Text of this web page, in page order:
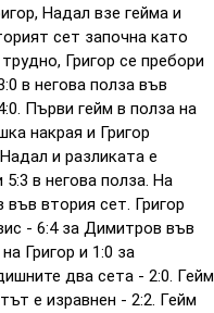
Надал взе гейма и
сет започна като
Григор се пребори
в негова полза във
Първи гейм в полза на
накрая и Григор
и разликата е
в негова полза. На
втория сет. Григор
- 6:4 за Димитров във
Григор и 1:0 за
два сета - 2:0. Гейм
е изравнен - 2:2. Гейм